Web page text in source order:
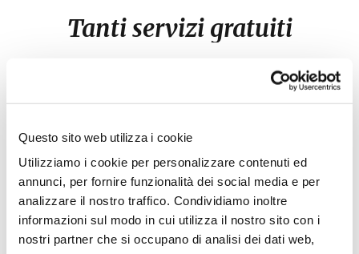
Questo sito web utilizza i cookie
Utilizziamo i cookie per personalizzare contenuti ed
annunci, per fornire funzionalità dei social media e per
analizzare il nostro traffico. Condividiamo inoltre
informazioni sul modo in cui utilizza il nostro sito con i
nostri partner che si occupano di analisi dei dati web,
Tantiservizi gratuiti
Facciamo sentire i nostri ospiti come a casa.
Parcheggio privato